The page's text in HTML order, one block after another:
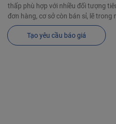
thấp phù hợp với nhiều đối tượng
đơn hàng, cơ sở còn bán sỉ, lẽ trong
Tạo yêu cầu báo giá